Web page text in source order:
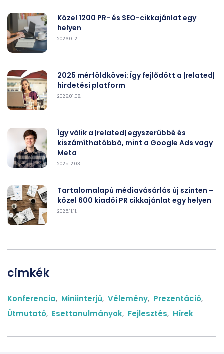
Közel 1200 PR- és SEO-cikkajánlat egy
helyen
2026.01.21.
2025 mérföldkövei: Így fejlődött a |related|
hirdetési platform
2026.01.08.
Így válik a |related| egyszerűbbé és
kiszámíthatóbbá, mint a Google Ads vagy
Meta
2025.12.03.
Tartalomalapú médiavásárlás új szinten –
közel 600 kiadói PR cikkajánlat egy helyen
2025.11.11.
cimkék
Konferencia, Miniinterjú, Vélemény, Prezentáció,
Útmutató, Esettanulmányok, Fejlesztés, Hírek